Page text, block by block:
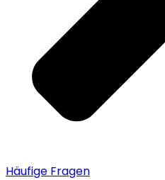
Häufige Fragen